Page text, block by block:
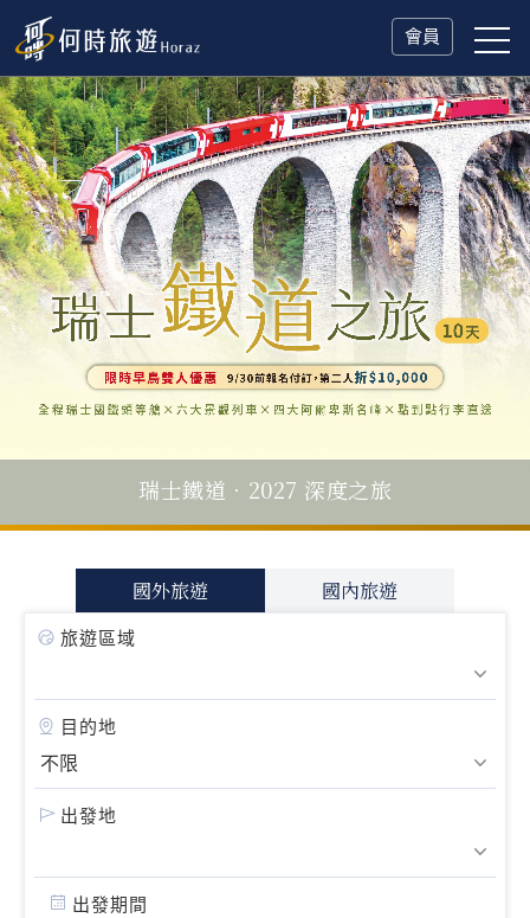
會員
瑞士鐵道．2027 深度之旅
國外旅遊 國內旅遊
旅遊區域
目的地
出發地
出發期間